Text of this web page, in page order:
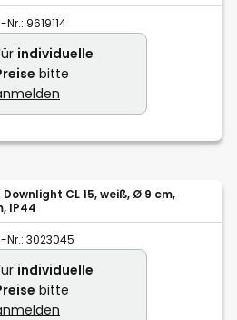
Nr.: 9619114
individuelle
bitte
Downlight CL 15, weiß, Ø 9 cm,
IP44
Nr.: 3023045
individuelle
bitte